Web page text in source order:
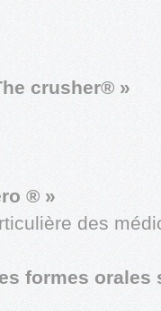
crusher® »
® »
des
formes orales